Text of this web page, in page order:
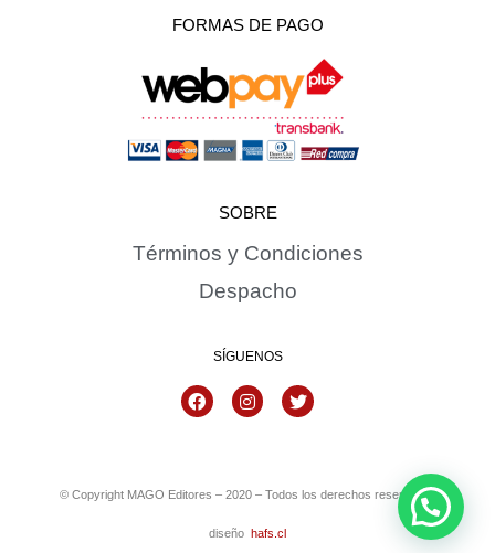
FORMAS DE PAGO
SOBRE
Términos y Condiciones
Despacho
SÍGUENOS
© Copyright MAGO Editores – 2020 – Todos los derechos reservados
diseño hafs.cl